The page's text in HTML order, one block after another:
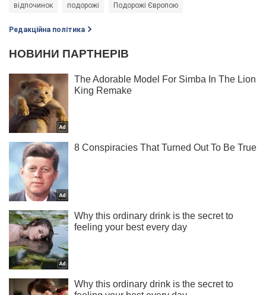
відпочинок подорожі Подорожі Європою
Редакційна політика